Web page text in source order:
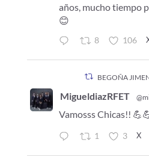
años, mucho tiempo
😊
8 106
BEGOÑA
MigueldiazRFET
Vamosss Chicas!!
1 3 X